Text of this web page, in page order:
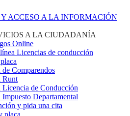
ACCESO A LA INFORMACIÓN
A LA CIUDADANÍA
Online
Licencias de conducción
de Comparendos
Runt
Licencia de Conducción
Impuesto Departamental
y pida una cita
placa